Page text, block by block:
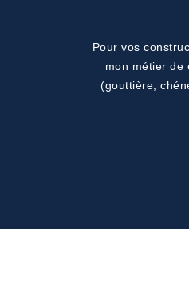
Pour vos
mon métier de
(gouttière,